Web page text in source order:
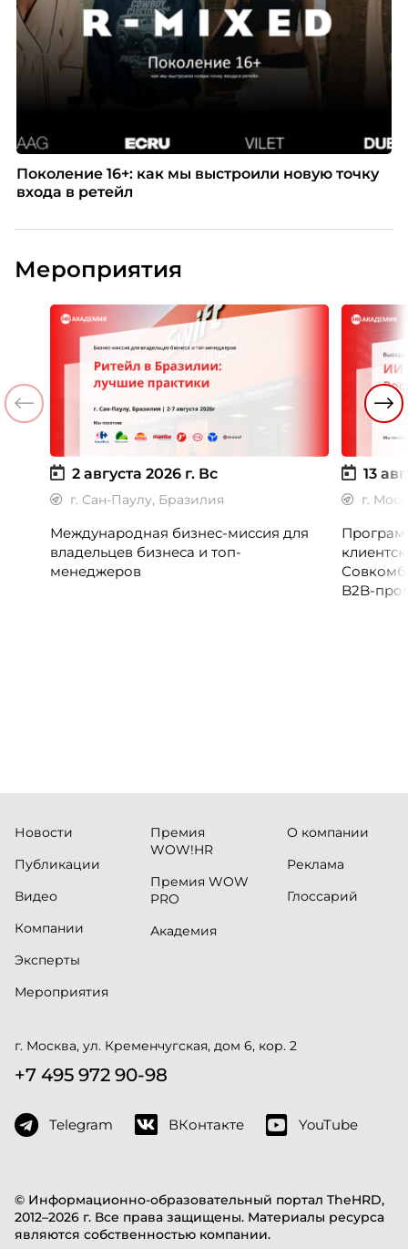
Поколение 16+: как мы выстроили новую точку
входа в ретейл
Мероприятия
2 августа 2026 г. Вс
г. Сан-Паулу, Бразилия
Международная бизнес-миссия для
владельцев бизнеса и топ-
менеджеров
13
г.
B2B-
© Информационно-образовательный портал TheHRD,
2012–2026 г. Все права защищены. Материалы ресурса
являются собственностью компании.
Новости
Публикации
Видео
Компании
Эксперты
Мероприятия
Премия
WOW!HR
Премия WOW
PRO
Академия
О компании
Реклама
Глоссарий
г. Москва, ул. Кременчугская, дом 6, кор. 2
+7 495 972 90-98
Telegram ВКонтакте YouTube